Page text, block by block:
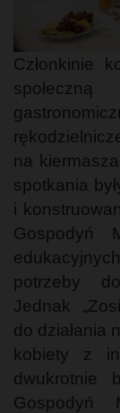
Członkinie
na
spotkania
i
Gospodyń
potrzeby
Jednak
do działania
kobiety z
dwukrotnie
Gospodyń